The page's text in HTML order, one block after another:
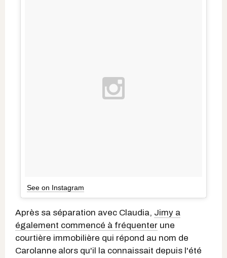
See on Instagram
Après sa séparation avec Claudia, Jimy a
également commencé à fréquenter une
courtière immobilière qui répond au nom de
Carolanne alors qu'il la connaissait depuis l'été